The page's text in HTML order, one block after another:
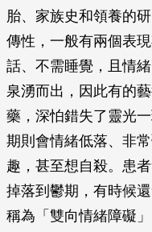
胎、家族史和領養的
傳性，一般有兩個表
話、不需睡覺，且情
泉湧而出，因此有的
藥，深怕錯失了靈光
期則會情緒低落、非
趣，甚至想自殺。患
掉落到鬱期，有時候
稱為「雙向情緒障礙